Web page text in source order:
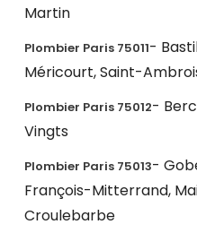
Martin
Plombier Paris 75011-
Méricourt, Saint-
Plombier Paris 75012-
Vingts
Plombier Paris 75013-
François-Mitterrand,
Croulebarbe